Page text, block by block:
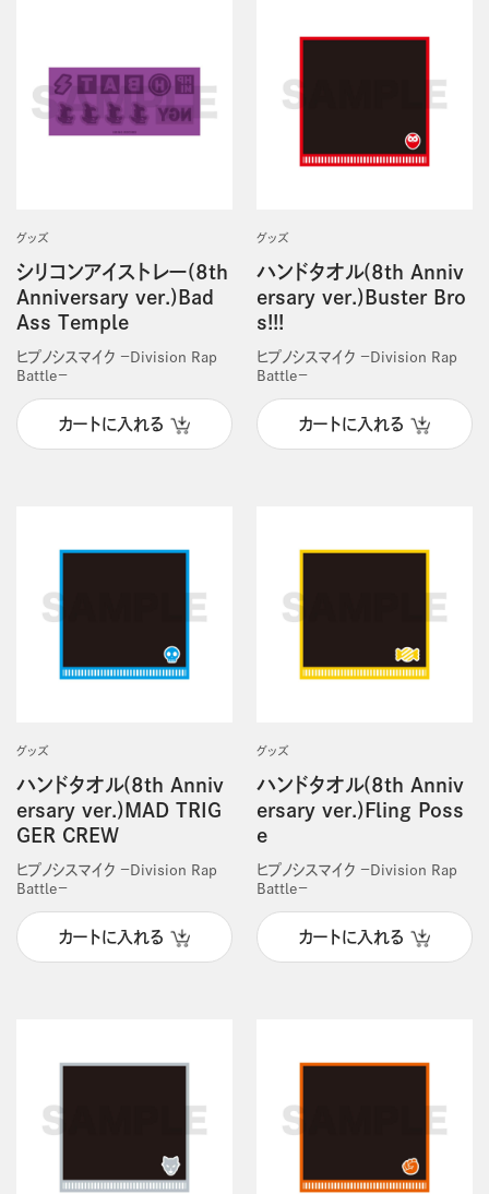
グッズ
シリコンアイストレー(8th
Anniversary ver.)Bad
Ass Temple
ヒプノシスマイク －Division Rap
Battle－
カートに入れる
グッズ
ハンドタオル(8th Anniv
ersary ver.)Buster Bro
s!!!
ヒプノシスマイク －Division Rap
Battle－
カートに入れる
グッズ
ハンドタオル(8th Anniv
ersary ver.)MAD TRIG
GER CREW
ヒプノシスマイク －Division Rap
Battle－
カートに入れる
グッズ
ハンドタオル(8th Anniv
ersary ver.)Fling Poss
e
ヒプノシスマイク －Division Rap
Battle－
カートに入れる